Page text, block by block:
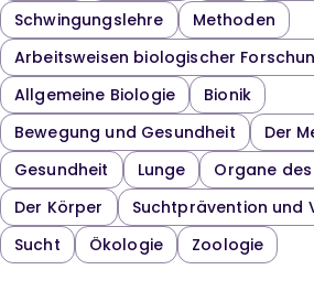
Schwingungslehre
Methoden
Arbeitsweisen biologischer
Allgemeine Biologie
Bionik
Bewegung und Gesundheit
Der
Gesundheit
Lunge
Organe
Der Körper
Suchtprävention und
Sucht
Ökologie Zoologie